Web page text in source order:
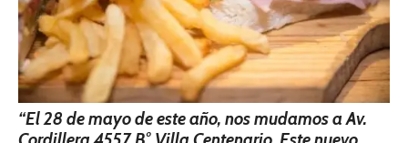
“El 28 de mayo de este año, nos mudamos a Av.